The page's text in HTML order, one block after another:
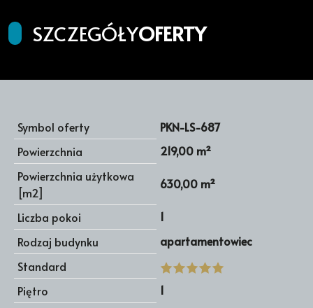
SZCZEGÓŁYOFERTY
Symbol oferty
PKN-LS-687
Powierzchnia
219,00 m²
Powierzchnia użytkowa
[m2]
630,00 m²
Liczba pokoi
1
Rodzaj budynku
apartamentowiec
Standard
Piętro
1